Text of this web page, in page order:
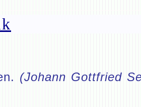
(Johann Gottfried